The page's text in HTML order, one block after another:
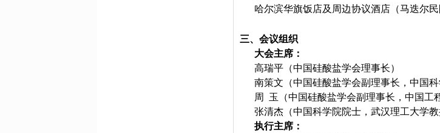
哈尔滨华旗饭店及周边协议酒店（马迭尔
三、会议组织
大会主席：
高瑞平（中国硅酸盐学会理事长）
南策文（中国硅酸盐学会副理事长，中国科
周 玉（中国硅酸盐学会副理事长，中国工
张清杰（中国科学院院士，武汉理工大学教
执行主席：